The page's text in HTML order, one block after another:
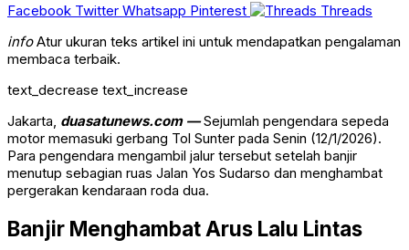
Facebook Twitter Whatsapp Pinterest
Threads
infoAtur ukuran teks artikel ini untuk mendapatkan pengalaman
membaca terbaik.
text_decrease text_increase
Jakarta, duasatunews.com — Sejumlah pengendara sepeda
motor memasuki gerbang Tol Sunter pada Senin (12/1/2026).
Para pengendara mengambil jalur tersebut setelah banjir
menutup sebagian ruas Jalan Yos Sudarso dan menghambat
pergerakan kendaraan roda dua.
Banjir Menghambat Arus Lalu Lintas